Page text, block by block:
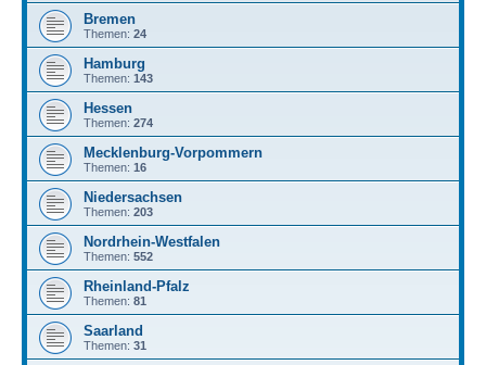
Bremen
Themen: 24
Hamburg
Themen: 143
Hessen
Themen: 274
Mecklenburg-Vorpommern
Themen: 16
Niedersachsen
Themen: 203
Nordrhein-Westfalen
Themen: 552
Rheinland-Pfalz
Themen: 81
Saarland
Themen: 31